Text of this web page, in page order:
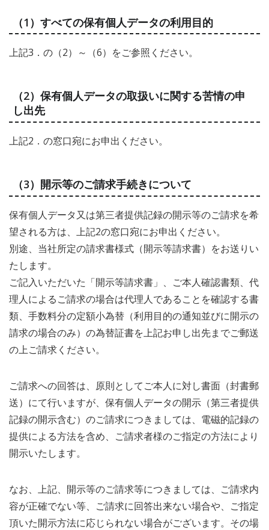
（1）すべての保有個人データの利用目的
上記3．の（2）～（6）をご参照ください。
（2）保有個人データの取扱いに関する苦情の申
し出先
上記2．の窓口宛にお申出ください。
（3）開示等のご請求手続きについて
保有個人データ又は第三者提供記録の開示等のご請求を希
望される方は、上記2の窓口宛にお申出ください。
別途、当社所定の請求書様式（開示等請求書）をお送りい
たします。
ご記入いただいた「開示等請求書」、ご本人確認書類、代
理人によるご請求の場合は代理人であることを確認する書
類、手数料分の定額小為替（利用目的の通知並びに開示の
請求の場合のみ）の為替証書を上記お申し出先までご郵送
の上ご請求ください。
ご請求への回答は、原則としてご本人に対し書面（封書郵
送）にて行いますが、保有個人データの開示（第三者提供
記録の開示含む）のご請求につきましては、電磁的記録の
提供による方法を含め、ご請求者様のご指定の方法により
開示いたします。
なお、上記、開示等のご請求等につきましては、ご請求内
容が正確でない等、ご請求に回答出来ない場合や、ご指定
頂いた開示方法に応じられない場合がございます。その場